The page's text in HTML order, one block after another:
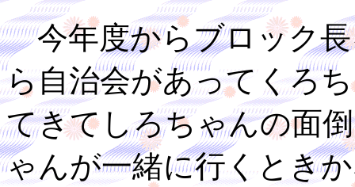
今年度からブロック長
ら自治会があってくろ
てきてしろちゃんの面
ゃんが一緒に行くとき